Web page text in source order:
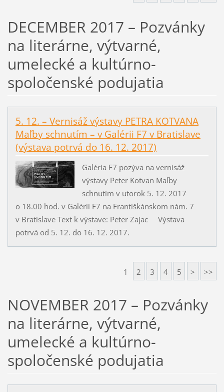
DECEMBER 2017 – Pozvánky
na literárne, výtvarné,
umelecké a kultúrno-
spoločenské podujatia
5. 12. – Vernisáž výstavy PETRA KOTVANA
Maľby schnutím – v Galérii F7 v Bratislave
(výstava potrvá do 16. 12. 2017)
Galéria F7 pozýva na vernisáž
výstavy Peter Kotvan Maľby
schnutím v utorok 5. 12. 2017
o 18.00 hod. v Galérii F7 na Františkánskom nám. 7
v Bratislave Text k výstave: Peter Zajac Výstava
potrvá od 5. 12. do 16. 12. 2017.
1 2 3 4 5 > >>
NOVEMBER 2017 – Pozvánky
na literárne, výtvarné,
umelecké a kultúrno-
spoločenské podujatia